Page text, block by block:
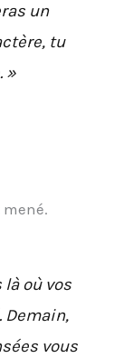
un
tu
»
mené.
là où vos
Demain,
vous